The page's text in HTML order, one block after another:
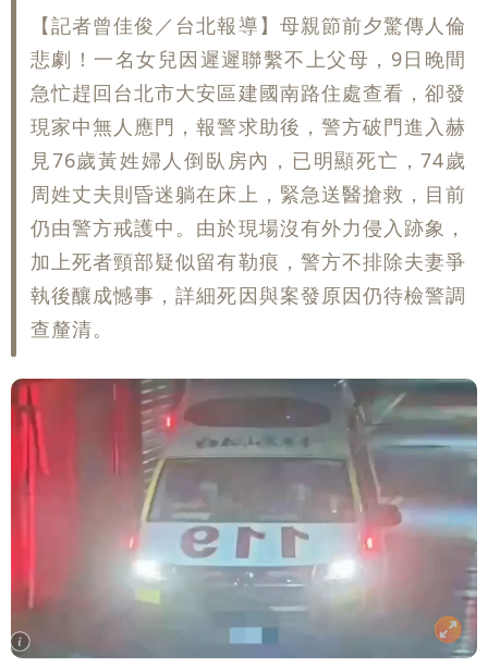
析對台影響
吳子嘉斷言：綠營「這縣市」恐一屍五
命！她穩贏
【記者曾佳俊／台北報導】母親節前夕驚傳人倫
悲劇！一名女兒因遲遲聯繫不上父母，9日晚間
急忙趕回台北市大安區建國南路住處查看，卻發
現家中無人應門，報警求助後，警方破門進入赫
見76歲黃姓婦人倒臥房內，已明顯死亡，74歲
周姓丈夫則昏迷躺在床上，緊急送醫搶救，目前
仍由警方戒護中。由於現場沒有外力侵入跡象，
加上死者頸部疑似留有勒痕，警方不排除夫妻爭
執後釀成憾事，詳細死因與案發原因仍待檢警調
查釐清。